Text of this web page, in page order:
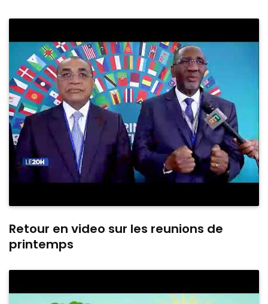
Retour en video sur les reunions de
printemps